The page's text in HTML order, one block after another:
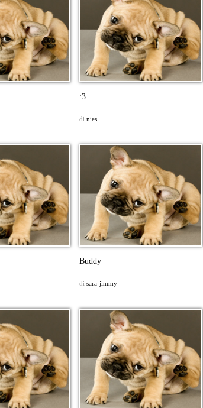
:3
di nies
Buddy
di sara-jimmy